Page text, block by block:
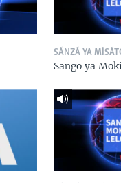
SÁNZÁ YA
Sango ya